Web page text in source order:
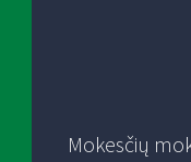
Mokesčių